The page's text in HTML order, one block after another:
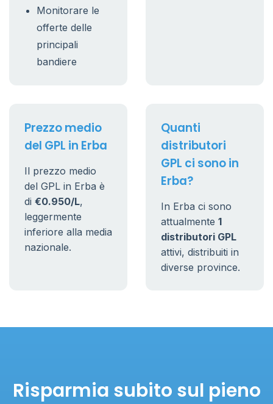
Monitorare le
offerte delle
principali
bandiere
Prezzo medio
del GPL in Erba
Il prezzo medio
del GPL in Erba è
di €0.950/L,
leggermente
inferiore alla media
nazionale.
Quanti
distributori
GPL ci sono in
Erba?
In Erba ci sono
attualmente 1
distributori GPL
attivi, distribuiti in
diverse province.
Risparmia subito sul pieno